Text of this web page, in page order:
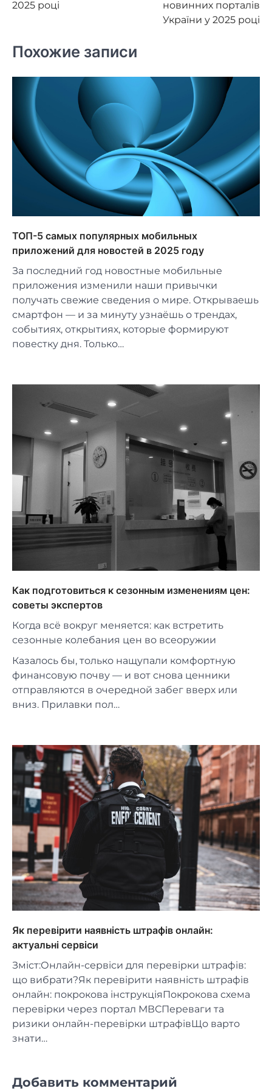
2025 році
новинних порталів
України у 2025 році
Похожие записи
ТОП-5 самых популярных мобильных
приложений для новостей в 2025 году
За последний год новостные мобильные
приложения изменили наши привычки
получать свежие сведения о мире. Открываешь
смартфон — и за минуту узнаёшь о трендах,
событиях, открытиях, которые формируют
повестку дня. Только…
Как подготовиться к сезонным изменениям цен:
советы экспертов
Когда всё вокруг меняется: как встретить
сезонные колебания цен во всеоружии
Казалось бы, только нащупали комфортную
финансовую почву — и вот снова ценники
отправляются в очередной забег вверх или
вниз. Прилавки пол…
Як перевірити наявність штрафів онлайн:
актуальні сервіси
Зміст:Онлайн-сервіси для перевірки штрафів:
що вибрати?Як перевірити наявність штрафів
онлайн: покрокова інструкціяПокрокова схема
перевірки через портал МВСПереваги та
ризики онлайн-перевірки штрафівЩо варто
знати…
Добавить комментарий